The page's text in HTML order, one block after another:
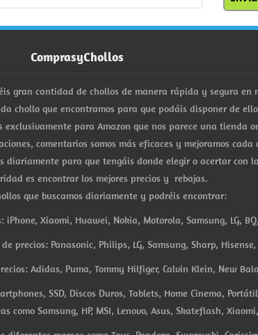
ComprasyChollos
gran cantidad de chollos de manera rápida y segura en
chollo que encontramos para que podáis disponer de
para Amazon que nos parece una tienda
comentarios somos más eficaces y mejoramos cada
diariamente para que tengáis donde elegir o acertar con
es encontrar los mejores precios y rebajas.
que buscamos diariamente y podréis encontrar:
Xiaomi, Huawei, Nokia, Motorola, Samsung, LG,
precios: Panasonic, Philips, LG, Samsung, Sharp,
Adidas, Puma, Tommy Hilfiger, Calvin Klein, New
SSD, Discos Duros, Tablets, Home Cinema,
como Samsung, HP, MSI, Lenovo, Asus, Skateflash,